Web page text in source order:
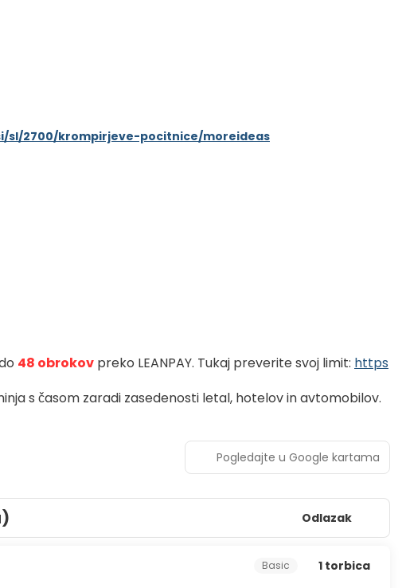
sl/2700/krompirjeve-pocitnice/moreideas
48 obrokov preko LEANPAY. Tukaj preverite svoj limit: https
s časom zaradi zasedenosti letal, hotelov in avtomobilov.
Pogledajte u Google kartama
Odlazak
Basic 1 torbica